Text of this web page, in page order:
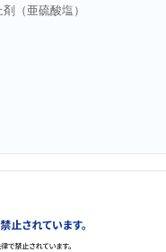
（亜硫酸塩）